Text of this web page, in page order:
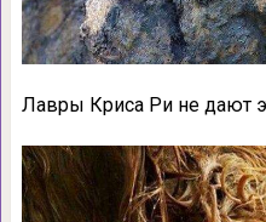
Лавры Криса Ри не дают